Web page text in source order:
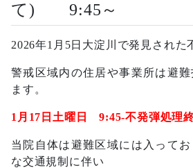
て) 9:45～
2026年1月5日大淀川で発見された
警戒区域内の住居や事業所は避
ます。
1月17日土曜日 9:45-不発弾処理
当院自体は避難区域には入って
な交通規制に伴い